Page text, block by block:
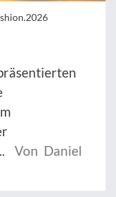
Von Daniel